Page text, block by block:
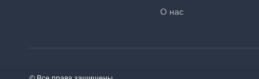
О нас